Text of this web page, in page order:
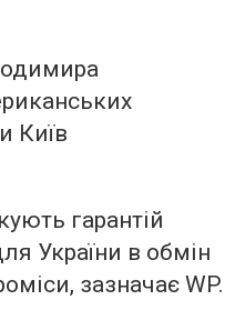
Київ
гарантій
України в обмін
зазначає WP.